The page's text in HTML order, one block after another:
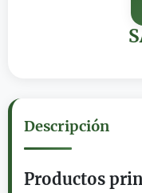
Descripción
Productos